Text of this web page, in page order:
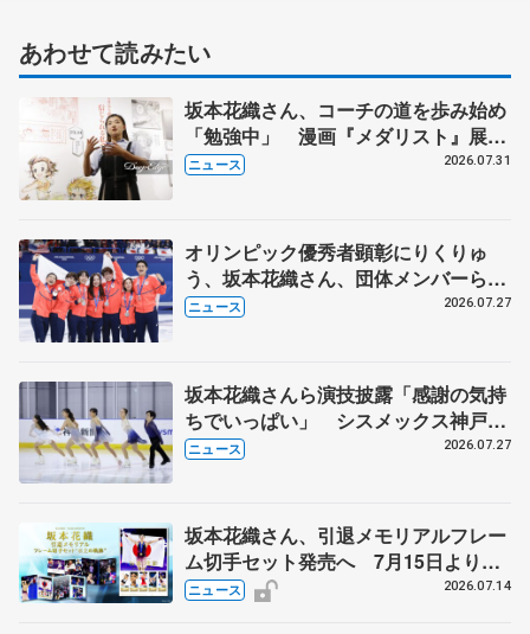
あわせて読みたい
坂本花織さん、コーチの道を歩み始め
「勉強中」 漫画『メダリスト』展覧
会で子どもたちにエール
ニュース 2026.07.31
オリンピック優秀者顕彰にりくりゅ
う、坂本花織さん、団体メンバーら
8月7日に文科省が表彰式、ブルーノ・
ニュース 2026.07.27
坂本花織さんら演技披露「感謝の気持
ちでいっぱい」 シスメックス神戸ア
イスキャンパス開場1周年イベント
ニュース 2026.07.27
坂本花織さん、引退メモリアルフレー
ム切手セット発売へ 7月15日より申
込受付開始
ニュース 2026.07.14